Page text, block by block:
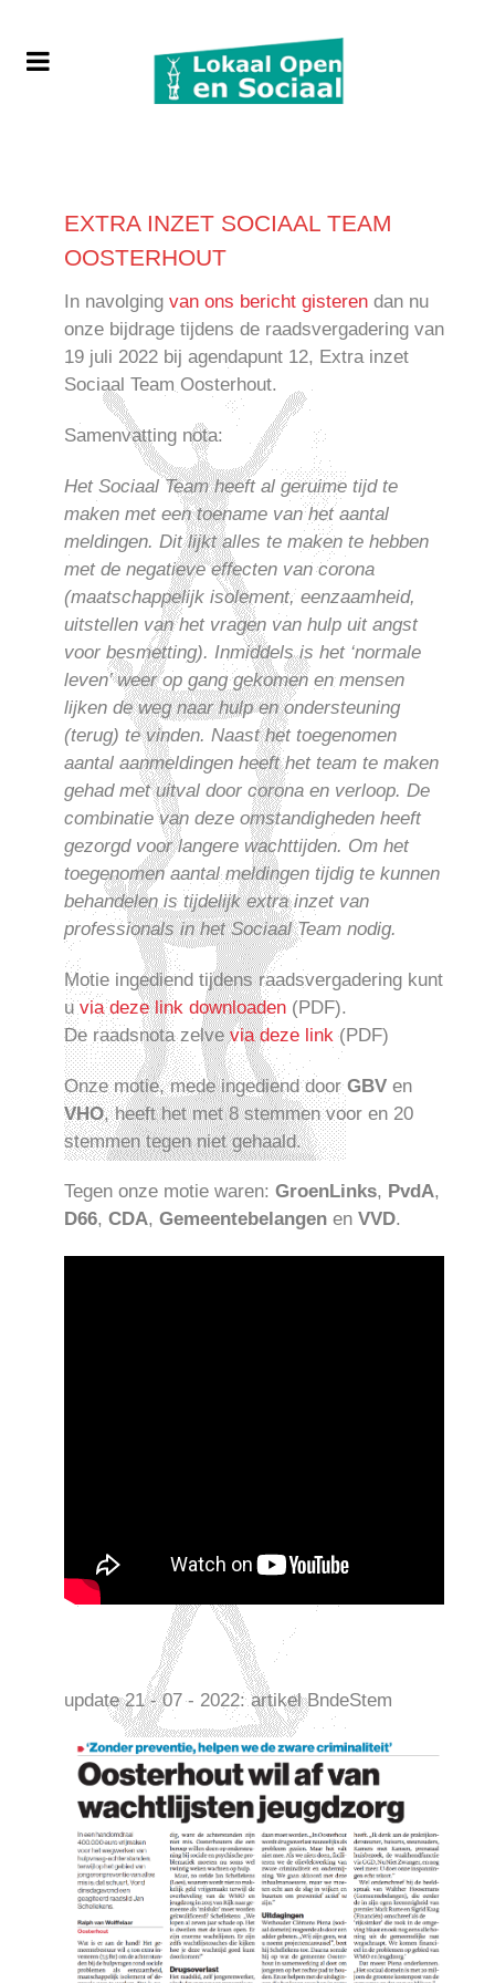
EXTRA INZET SOCIAAL TEAM
OOSTERHOUT
In navolging van ons bericht gisteren dan nu
onze bijdrage tijdens de raadsvergadering van
19 juli 2022 bij agendapunt 12, Extra inzet
Sociaal Team Oosterhout.
Samenvatting nota:
Het Sociaal Team heeft al geruime tijd te
maken met een toename van het aantal
meldingen. Dit lijkt alles te maken te hebben
met de negatieve effecten van corona
(maatschappelijk isolement, eenzaamheid,
uitstellen van het vragen van hulp uit angst
voor besmetting). Inmiddels is het ‘normale
leven’ weer op gang gekomen en mensen
lijken de weg naar hulp en ondersteuning
(terug) te vinden. Naast het toegenomen
aantal aanmeldingen heeft het team te maken
gehad met uitval door corona en verloop. De
combinatie van deze omstandigheden heeft
gezorgd voor langere wachttijden. Om het
toegenomen aantal meldingen tijdig te kunnen
behandelen is tijdelijk extra inzet van
professionals in het Sociaal Team nodig.
Motie ingediend tijdens raadsvergadering kunt
uvia deze link downloaden (PDF).
De raadsnota zelvevia deze link (PDF)
Onze motie, mede ingediend doorGBV en
VHO, heeft het met 8 stemmen voor en 20
stemmen tegen niet gehaald.
Tegen onze motie waren: GroenLinks, PvdA,
D66, CDA, Gemeentebelangen en VVD.
update 21 - 07 - 2022: artikel BndeStem